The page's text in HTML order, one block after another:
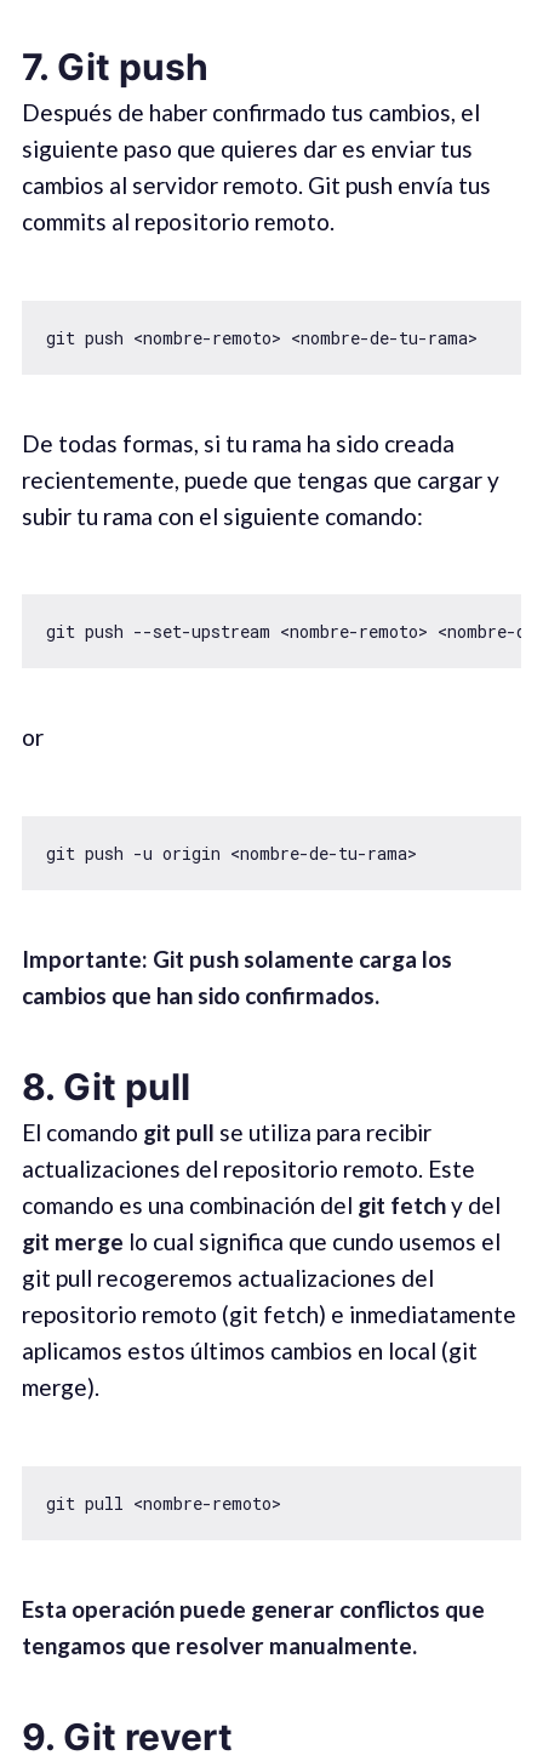
7. Git push
Después de haber confirmado tus cambios, el
siguiente paso que quieres dar es enviar tus
cambios al servidor remoto. Git push envía tus
commits al repositorio remoto.
git push <nombre-remoto> <nombre-de-tu-rama>
De todas formas, si tu rama ha sido creada
recientemente, puede que tengas que cargar y
subir tu rama con el siguiente comando:
git push --set-upstream <nombre-remoto> <nombre-
or
git push -u origin <nombre-de-tu-rama>
Importante: Git push solamente carga los
cambios que han sido confirmados.
8. Git pull
El comando git pull se utiliza para recibir
actualizaciones del repositorio remoto. Este
comando es una combinación del git fetchy del
git merge lo cual significa que cundo usemos el
git pull recogeremos actualizaciones del
repositorio remoto (git fetch) e inmediatamente
aplicamos estos últimos cambios en local (git
merge).
git pull <nombre-remoto>
Esta operación puede generar conflictos que
tengamos que resolver manualmente.
9. Git revert